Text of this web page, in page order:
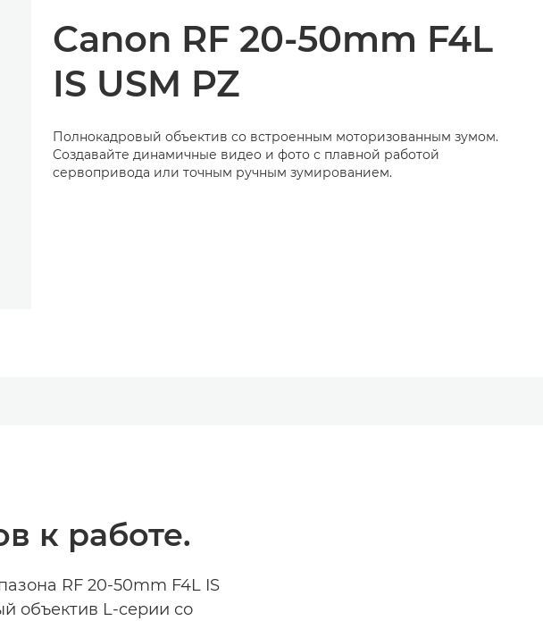
Canon RF 20-50mm F4L
IS USM PZ
Полнокадровый объектив со встроенным моторизованным зумом.
Создавайте динамичные видео и фото с плавной работой
сервопривода или точным ручным зумированием.
к работе.
RF 20-50mm F4L IS
объектив L-серии со